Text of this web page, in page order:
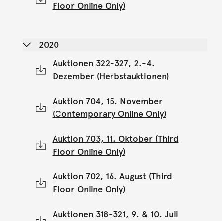
Floor Online Only)
2020
Auktionen 322-327, 2.-4.
Dezember (Herbstauktionen)
Auktion 704, 15. November
(Contemporary Online Only)
Auktion 703, 11. Oktober (Third
Floor Online Only)
Auktion 702, 16. August (Third
Floor Online Only)
Auktionen 318-321, 9. & 10. Juli